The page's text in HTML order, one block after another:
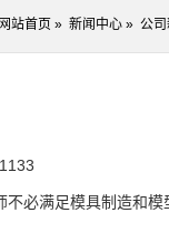
网站首页 » 新闻中心 » 公司
必满足模具制造和模